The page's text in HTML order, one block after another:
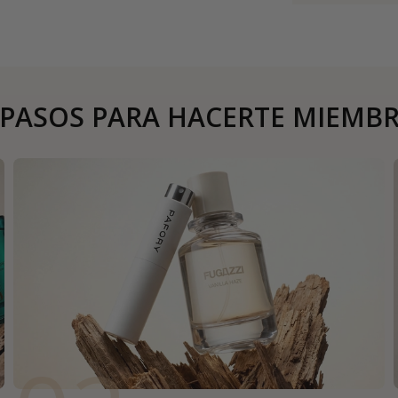
PARA HACERTE